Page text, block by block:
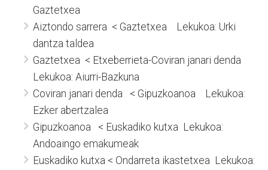
Gaztetxea
Aiztondo sarrera < Gaztetxea Lekukoa: Urki
dantza taldea
Gaztetxea < Etxeberrieta-Coviran janari denda
Lekukoa: Aiurri-Bazkuna
Coviran janari denda < Gipuzkoanoa Lekukoa:
Ezker abertzalea
Gipuzkoanoa < Euskadiko kutxa Lekukoa:
Andoaingo emakumeak
Euskadiko kutxa < Ondarreta ikastetxea Lekukoa: